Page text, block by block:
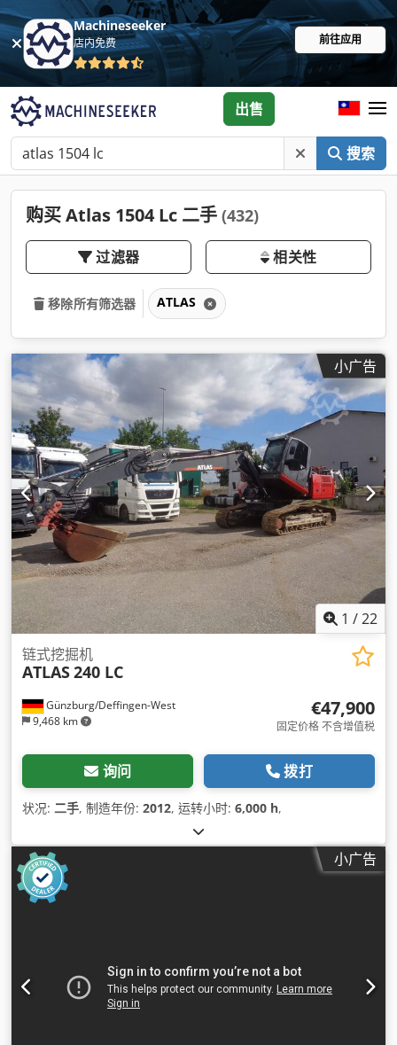
Machineseeker
店内免费 前往应用
搜索
出售
购买 Atlas 1504 Lc 二手 (432)
过滤器 相关性
移除所有筛选器 ATLAS
小广告
1 /22
Günzburg/Deffingen-West
9,468 km
链式挖掘机
ATLAS240 LC
€47,900
固定价格 不含增值税
询问 拨打
状况: 二手, 制造年份: 2012, 运转小时: 6,000 h,
小广告